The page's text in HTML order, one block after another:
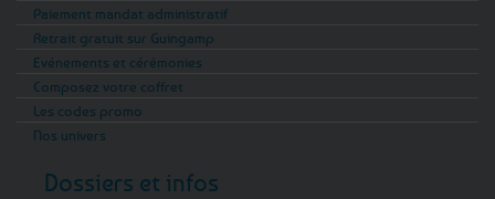
Paiement mandat administratif
Retrait gratuit sur Guingamp
Evénements et cérémonies
Composez votre coffret
Les codes promo
Nos univers
Dossiers et infos